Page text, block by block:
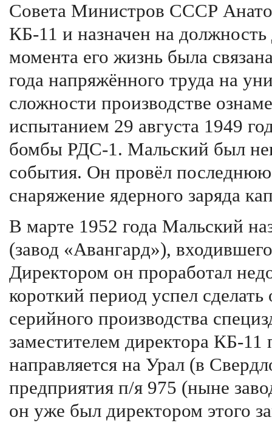
Совета Министров СССР
КБ-11 и назначен на
момента его жизнь была
года напряжённого труда на
сложности производстве
испытанием 29 августа 1949
бомбы РДС-1. Мальский был
события. Он провёл
снаряжение ядерного заряда
В марте 1952 года Мальский
(завод «Авангард»),
Директором он проработал
короткий период успел
серийного производства
заместителем директора КБ-
направляется на Урал (в
предприятия п/я 975 (ныне
он уже был директором этого